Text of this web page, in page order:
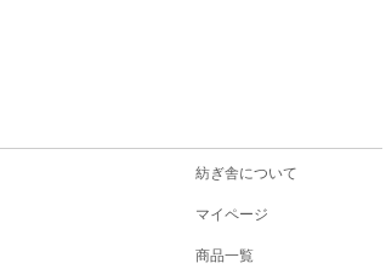
紡ぎ舎について
マイページ
商品一覧